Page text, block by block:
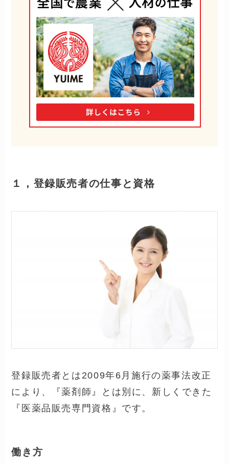
１，登録販売者の仕事と資格
登録販売者とは2009年6月施行の薬事法改正
により、『薬剤師』とは別に、新しくできた
『医薬品販売専門資格』です。
働き方